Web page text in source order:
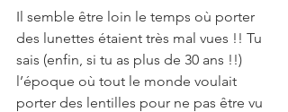
Il semble être loin le temps où porter
des lunettes étaient très mal vues !! Tu
sais (enfin, si tu as plus de 30 ans !!)
l’époque où tout le monde voulait
porter des lentilles pour ne pas être vu